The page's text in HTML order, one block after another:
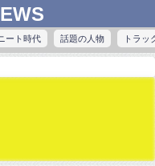
ート時代 話題の人物 トラッ